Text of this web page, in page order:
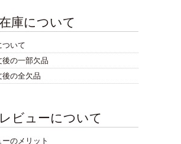
庫について
ついて
後の一部欠品
後の全欠品
ビューについて
ーのメリット